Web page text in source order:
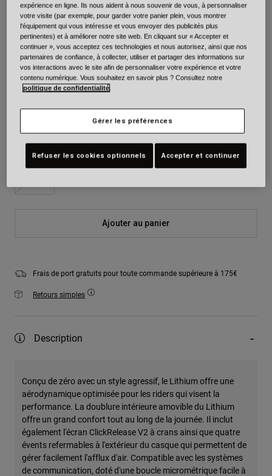
Couleur -Blue/Pink
sélectionné
XS S M L XL 2XL
Ajouter au panier
Frais de port gratuits pour toute commande supérieure à 175€
Retours simples
Description
Conçu de zéro avec un style agressif, le Lithium offre une
aérodynamique optimisée pour les riders qui visent la
performance. La doublure intérieure amovible du Lithium
offre un grand confort tout au long de la journée. Il inclut
également l'écran ClickRelease V2 à crans ainsi que quatre
évents refermables à l'extérieur du casque qui permettent de
gérer facilement l'afflux d'air. Compatible avec les systèmes
de communication, doté d'une boucle micrométrique facile à
expérience en ligne. Ils nous aident à nous souvenir de vous, à personnaliser
votre visite (par exemple, pour garder votre panier plein, vous montrer
l'équipement qui vous intéresse et vous envoyer des publicités plus
pertinentes) et à améliorer notre site web. En cliquant sur « Accepter et
continuer », vous acceptez ces technologies et nous autorisez, ainsi que nos
partenaires de confiance, à collecter, utiliser et partager des informations sur
vos interactions avec le site afin de personnaliser votre expérience et votre
contenu numérique. Vous souhaitez en savoir plus ? Consultez notre
politique de confidentialité.
Gérer les préférences
Refuser les cookies optionnels Accepter et continuer